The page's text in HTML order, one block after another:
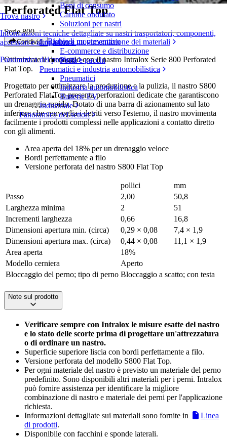
Trova nastro
Informazioni tecniche dettagliate su nastri trasportatori, componenti,
accessori e altro ancora
Panoramica dei prodotti
Beni di consumo
Cartone ondulato
Soluzioni per nastri
Logistica e movimentazione dei materiali
E-commerce e distribuzione
Posta e pacchi
Pneumatici e industria automobilistica
Pneumatici
Industria automobilistica
Batterie EV
Industriale
Panoramica dei settori
Perforated Flat Top
Serie 800
Condividi Richiedi un preventivo
Ottimizzate il drenaggio con il nastro Intralox Serie 800 Perforated
Flat Top.
Progettato per ottimizzare la produzione e la pulizia, il nastro S800
Perforated Flat Top presenta perforazioni dedicate che garantiscono
un drenaggio rapido. Dotato di una barra di azionamento sul lato
inferiore che convoglia i detriti verso l'esterno, il nastro movimenta
facilmente i prodotti complessi nelle applicazioni a contatto diretto
con gli alimenti.
Area aperta del 18% per un drenaggio veloce
Bordi perfettamente a filo
Versione perforata del nastro S800 Flat Top
pollici
mm
Passo
2,00
50,8
Larghezza minima
2
51
Incrementi larghezza
0,66
16,8
Dimensioni apertura min. (circa)
0,29 × 0,08
7,4 × 1,9
Dimensioni apertura max. (circa)
0,44 × 0,08
11,1 × 1,9
Area aperta
18%
Modello cerniera
Aperto
Bloccaggio del perno; tipo di perno Bloccaggio a scatto; con testa
Note sul prodotto
Verificare sempre con Intralox le misure esatte del nastro
e lo stato delle scorte prima di progettare un'attrezzatura
o di ordinare un nastro.
Superficie superiore liscia con bordi perfettamente a filo.
Versione perforata del modello S800 Flat Top.
Per ogni materiale del nastro è previsto un materiale del perno
predefinito. Sono disponibili altri materiali per i perni. Intralox
può fornire assistenza per identificare la migliore
combinazione di nastro e materiale dei perni per l'applicazione
richiesta.
Informazioni dettagliate sui materiali sono fornite in
Linea
di prodotti.
Disponibile con facchini e sponde laterali.